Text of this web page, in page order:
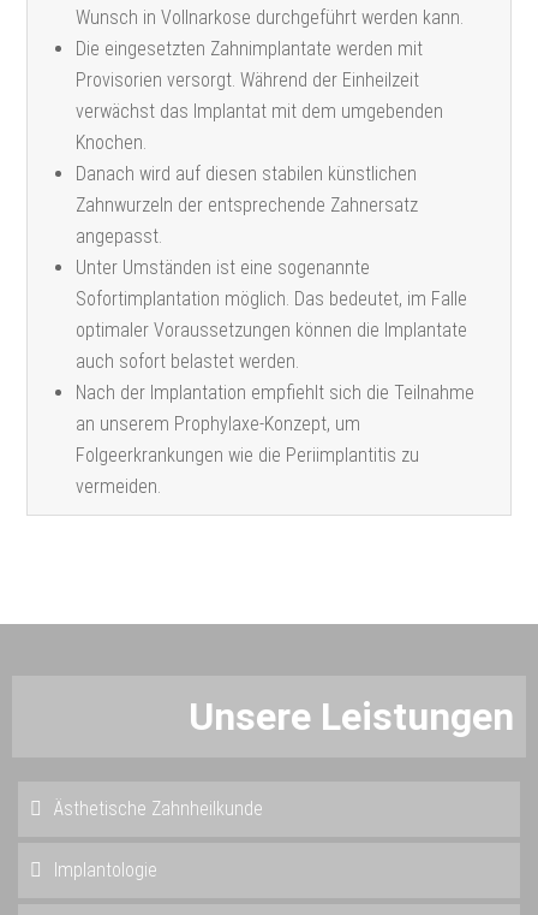
Wunsch in Vollnarkose durchgeführt werden kann.
Die eingesetzten Zahnimplantate werden mit
Provisorien versorgt. Während der Einheilzeit
verwächst das Implantat mit dem umgebenden
Knochen.
Danach wird auf diesen stabilen künstlichen
Zahnwurzeln der entsprechende Zahnersatz
angepasst.
Unter Umständen ist eine sogenannte
Sofortimplantation möglich. Das bedeutet, im Falle
optimaler Voraussetzungen können die Implantate
auch sofort belastet werden.
Nach der Implantation empfiehlt sich die Teilnahme
an unserem Prophylaxe-Konzept, um
Folgeerkrankungen wie die Periimplantitis zu
vermeiden.
Unsere Leistungen
Ästhetische Zahnheilkunde
Implantologie